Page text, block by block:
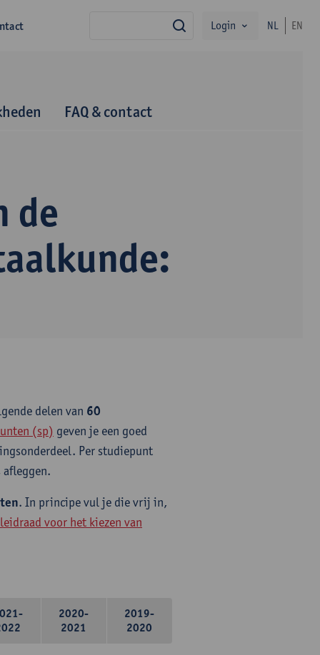
zoekLogin NL EN
FAQ & contact
de
delen van 60
(sp) geven je een goed
Per studiepunt
afleggen.
. In principe vul je die vrij in,
leidraad voor het kiezen van
2020-
2021
2019-
2020